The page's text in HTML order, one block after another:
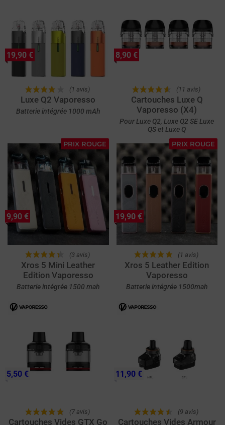
(1 avis)
Luxe Q2 Vaporesso
Batterie intégrée 1000 mAh
19,90 €
(11 avis)
Cartouches Luxe Q
Vaporesso (X4)
Pour Luxe Q2, Luxe Q2 SE Luxe
QS et Luxe Q
8,90 €
PRIX ROUGE
(3 avis)
Xros 5 Mini Leather
Edition Vaporesso
Batterie intégrée 1500 mah
9,90 €
PRIX ROUGE
(1 avis)
Xros 5 Leather Edition
Vaporesso
Batterie intégrée 1500mah
19,90 €
(7 avis)
Cartouches Vides GTX Go
5,50 €
(9 avis)
Cartouches Vides Armour
11,90 €